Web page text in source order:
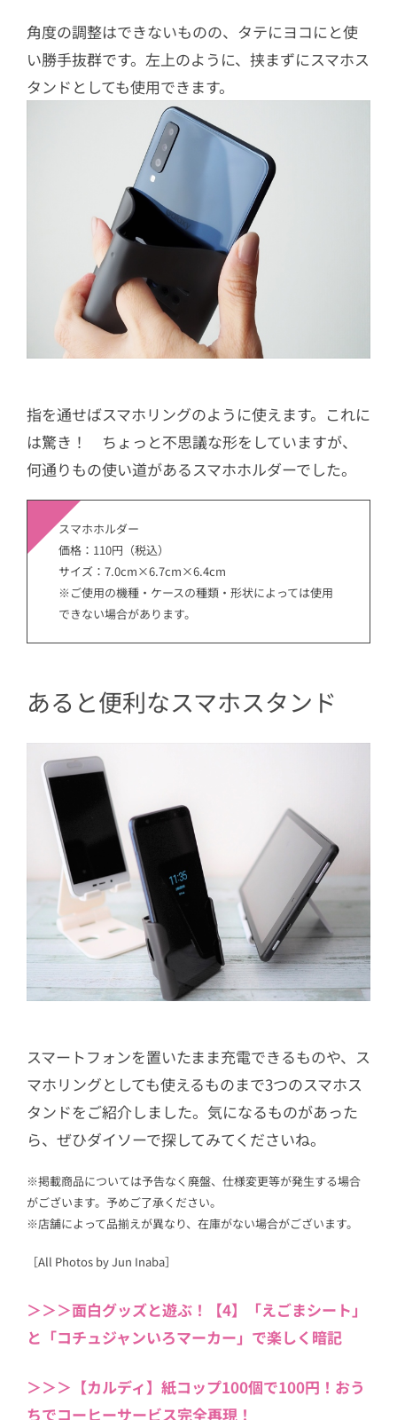
角度の調整はできないものの、タテにヨコにと使
い勝手抜群です。左上のように、挟まずにスマホス
タンドとしても使用できます。
指を通せばスマホリングのように使えます。これに
は驚き！ ちょっと不思議な形をしていますが、
何通りもの使い道があるスマホホルダーでした。
スマホホルダー
価格：110円（税込）
サイズ：7.0cm×6.7cm×6.4cm
※ご使用の機種・ケースの種類・形状によっては使用
できない場合があります。
あると便利なスマホスタンド
スマートフォンを置いたまま充電できるものや、ス
マホリングとしても使えるものまで3つのスマホス
タンドをご紹介しました。気になるものがあった
ら、ぜひダイソーで探してみてくださいね。
※掲載商品については予告なく廃盤、仕様変更等が発生する場合
がございます。予めご了承ください。
※店舗によって品揃えが異なり、在庫がない場合がございます。
［All Photos by Jun Inaba］
＞＞＞面白グッズと遊ぶ！【4】「えごまシート」
と「コチュジャンいろマーカー」で楽しく暗記
＞＞＞【カルディ】紙コップ100個で100円！おう
ちでコーヒーサービス完全再現！